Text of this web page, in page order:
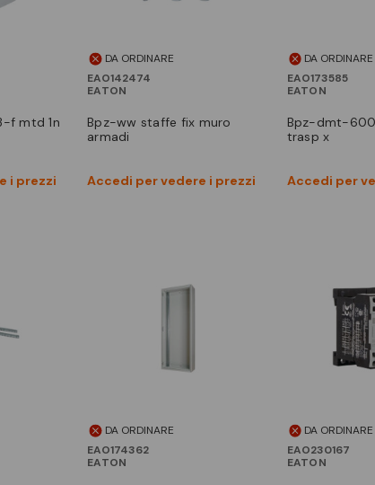
i prezzi
DA ORDINARE
EAO142474
EATON
bpz-ww staffe fix muro
armadi
Accedi per vedere i prezzi
Confronta
DA ORDINARE
EAO173585
EATON
bpz-dmt-600/17-p porta
trasp x
Accedi per
DA ORDINARE
EAO174362
EATON
DA ORDINARE
EAO230167
EATON